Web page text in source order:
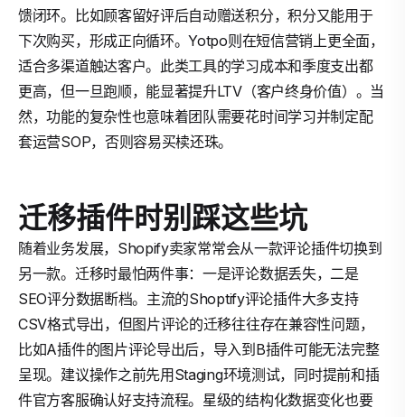
馈闭环。比如顾客留好评后自动赠送积分，积分又能用于
下次购买，形成正向循环。Yotpo则在短信营销上更全面，
适合多渠道触达客户。此类工具的学习成本和季度支出都
更高，但一旦跑顺，能显著提升LTV（客户终身价值）。当
然，功能的复杂性也意味着团队需要花时间学习并制定配
套运营SOP，否则容易买椟还珠。
迁移插件时别踩这些坑
随着业务发展，Shopify卖家常常会从一款评论插件切换到
另一款。迁移时最怕两件事：一是评论数据丢失，二是
SEO评分数据断档。主流的Shoptify评论插件大多支持
CSV格式导出，但图片评论的迁移往往存在兼容性问题，
比如A插件的图片评论导出后，导入到B插件可能无法完整
呈现。建议操作之前先用Staging环境测试，同时提前和插
件官方客服确认好支持流程。星级的结构化数据变化也要